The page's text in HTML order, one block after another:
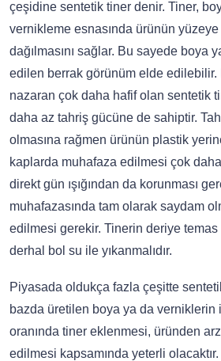
çeşidine sentetik tiner denir. Tiner,
vernikleme esnasında ürünün
dağılmasını sağlar. Bu sayede boya
edilen berrak görünüm elde
nazaran çok daha hafif olan sentetik
daha az tahriş gücüne de sahiptir.
olmasına rağmen ürünün plastik
kaplarda muhafaza edilmesi çok
direkt gün ışığından da korunması
muhafazasında tam olarak saydam
edilmesi gerekir. Tinerin deriye
derhal bol su ile yıkanmalıdır.
Piyasada oldukça fazla çeşitte
bazda üretilen boya ya da verniklerin
oranında tiner eklenmesi, üründen
edilmesi kapsamında yeterli